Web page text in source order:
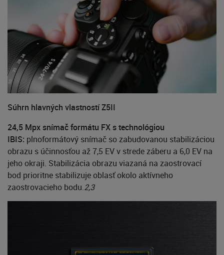
Súhrn hlavných vlastností Z5II
24,5 Mpx snímač formátu FX s technológiou
IBIS: plnoformátový snímač so zabudovanou stabilizáciou
obrazu s účinnosťou až 7,5 EV v strede záberu a 6,0 EV na
jeho okraji. Stabilizácia obrazu viazaná na zaostrovací
bod prioritne stabilizuje oblasť okolo aktívneho
zaostrovacieho bodu.2,3